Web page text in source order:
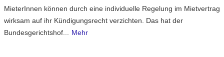
MieterInnen können durch eine individuelle Regelung im Mietvertrag
wirksam auf ihr Kündigungsrecht verzichten. Das hat der
Bundesgerichtshof...
Mehr